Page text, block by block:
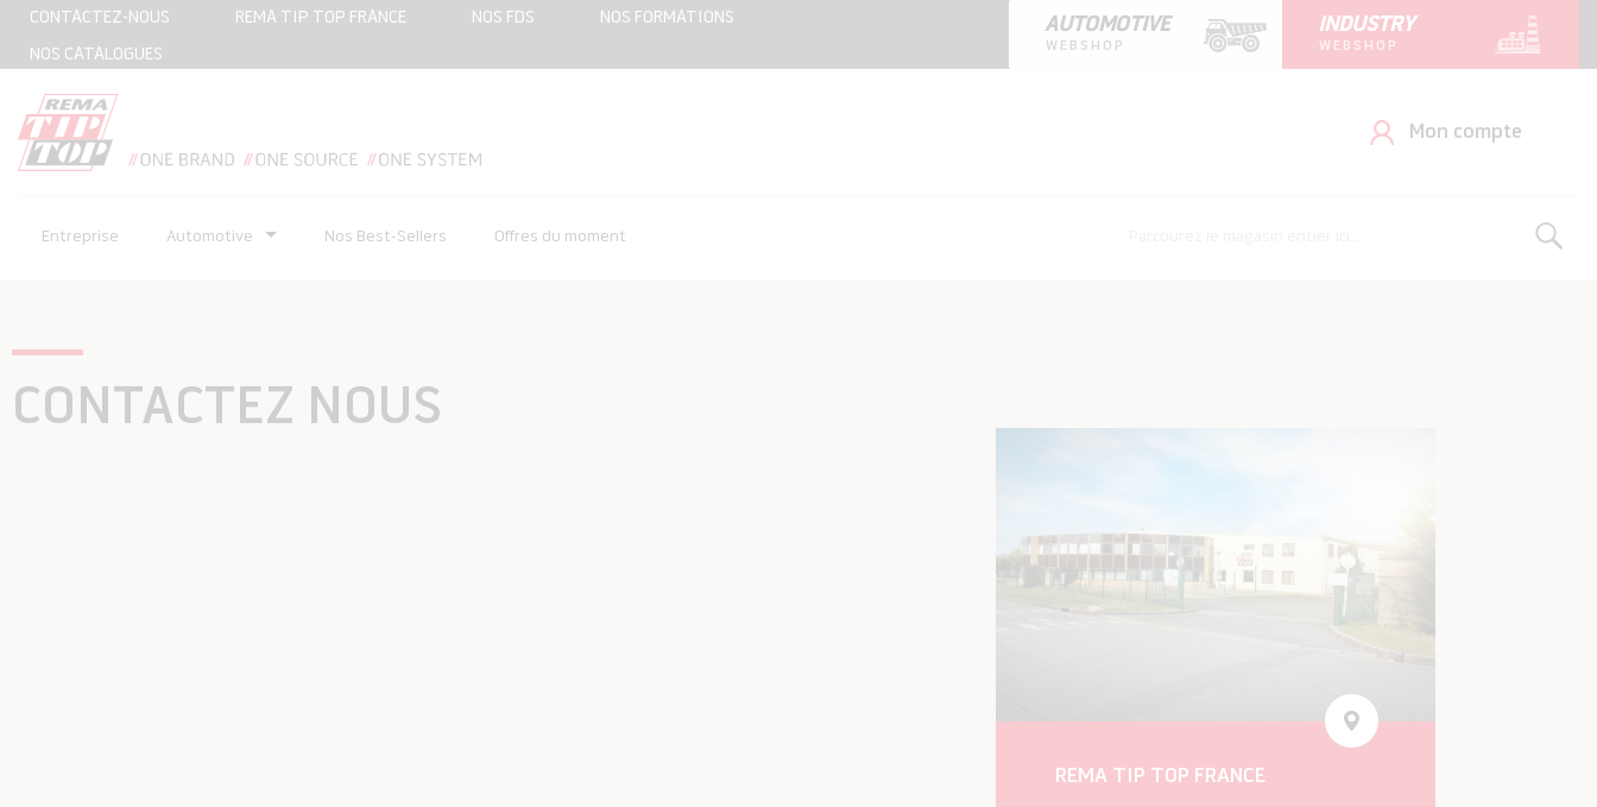
CONTACTEZ-NOUS REMA TIP TOP FRANCE NOS FDS NOS FORMATIONS
NOS CATALOGUES
AUTOMOTIVE
WEBSHOP
INDUSTRY
WEBSHOP
Mon compte
Entreprise Automotive Nos Best-Sellers Offres du moment
CONTACTEZ NOUS
REMA TIP TOP FRANCE